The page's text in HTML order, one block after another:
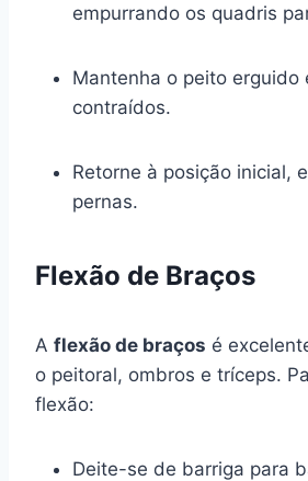
empurrando os quadris
Mantenha o peito erguido
contraídos.
Retorne à posição inicial,
pernas.
Flexão de Braços
A flexão de braços é
o peitoral, ombros e tríceps.
flexão:
Deite-se de barriga para